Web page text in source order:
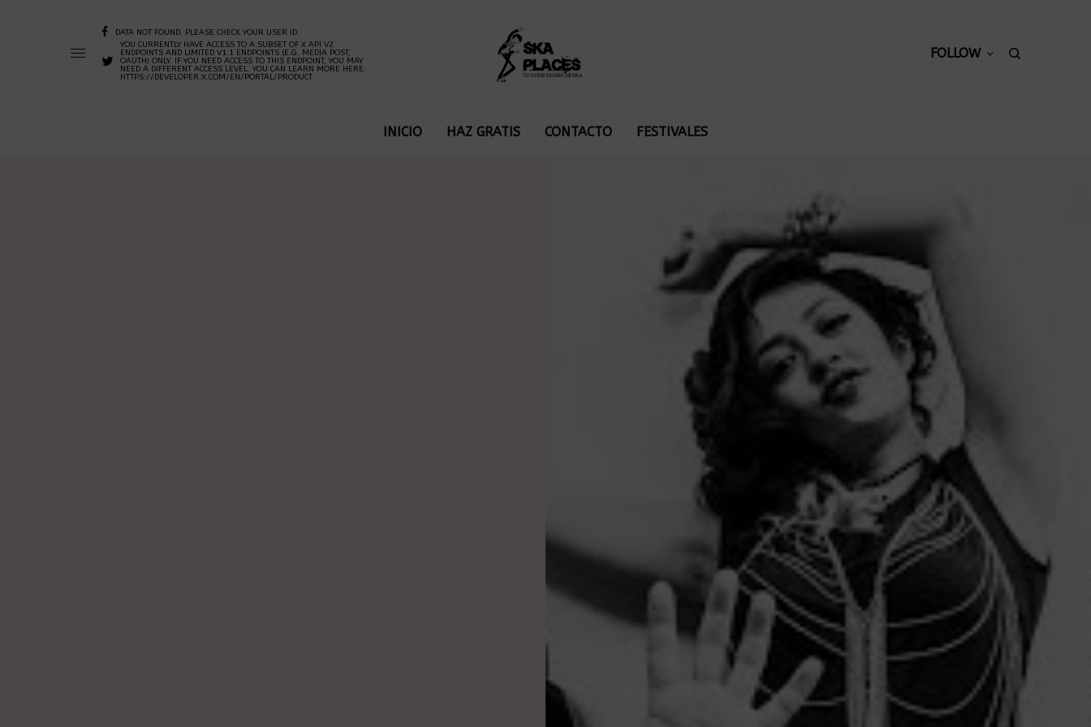
DATA NOT FOUND. PLEASE CHECK YOUR USER ID.
YOU CURRENTLY HAVE ACCESS TO A SUBSET OF X API V2
ENDPOINTS AND LIMITED V1.1 ENDPOINTS (E.G. MEDIA POST,
OAUTH) ONLY. IF YOU NEED ACCESS TO THIS ENDPOINT, YOU MAY
NEED A DIFFERENT ACCESS LEVEL. YOU CAN LEARN MORE HERE:
HTTPS://DEVELOPER.X.COM/EN/PORTAL/PRODUCT
FOLLOW
INICIO HAZ GRATIS CONTACTO FESTIVALES